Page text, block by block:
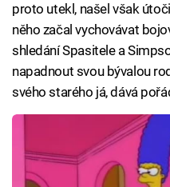
proto utekl, našel však
něho začal vychovávat
shledání Spasitele a
napadnout svou bývalou
svého starého já, dává